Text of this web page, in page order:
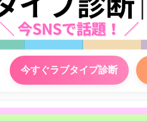
今すぐラブタイプ診断